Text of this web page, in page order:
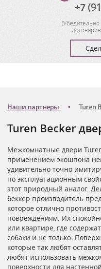
+7
(Убедительно
Наши партнеры Turen
Turen Becker
Межкомнатные двери
применением экошпона
удивительно точно
по эксплуатационным
этот природный аналог.
беккер производитель
которое отлично
повреждениям. Их
или квартире, где
собаки и не только.
которые так любят
любят использовать
поверхности для